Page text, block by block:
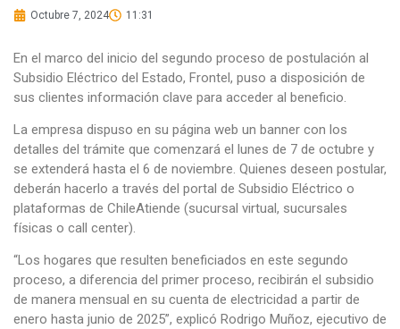
Octubre 7, 2024 11:31
En el marco del inicio del segundo proceso de postulación al
Subsidio Eléctrico del Estado, Frontel, puso a disposición de
sus clientes información clave para acceder al beneficio.
La empresa dispuso en su página web un banner con los
detalles del trámite que comenzará el lunes de 7 de octubre y
se extenderá hasta el 6 de noviembre. Quienes deseen postular,
deberán hacerlo a través del portal de Subsidio Eléctrico o
plataformas de ChileAtiende (sucursal virtual, sucursales
físicas o call center).
“Los hogares que resulten beneficiados en este segundo
proceso, a diferencia del primer proceso, recibirán el subsidio
de manera mensual en su cuenta de electricidad a partir de
enero hasta junio de 2025”, explicó Rodrigo Muñoz, ejecutivo de